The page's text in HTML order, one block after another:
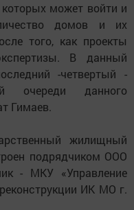
может войти и
домов и их
того, как проекты
В данный
-четвертый -
очереди данного
Гимаев.
жилищный
подрядчиком ООО
- МКУ «Управление
ИК МО г.